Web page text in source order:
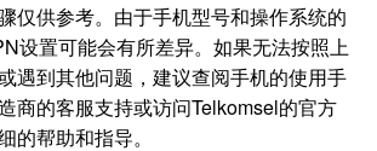
仅供参考。由于手机型号和操作系统的
设置可能会有所差异。如果无法按照上
遇到其他问题，建议查阅手机的使用手
商的客服支持或访问Telkomsel的官方
的帮助和指导。